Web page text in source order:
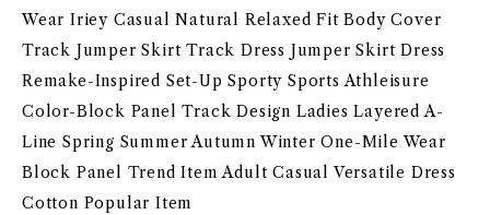
Wear Iriey Casual Natural Relaxed Fit Body Cover
Track Jumper Skirt Track Dress Jumper Skirt Dress
Remake-Inspired Set-Up Sporty Sports Athleisure
Color-Block Panel Track Design Ladies Layered A-
Line Spring Summer Autumn Winter One-Mile Wear
Block Panel Trend Item Adult Casual Versatile Dress
Cotton Popular Item